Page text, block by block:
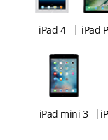
iPad 4 iPad
iPad mini 3